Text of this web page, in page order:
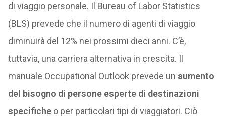
di viaggio personale. Il Bureau of Labor Statistics
(BLS) prevede che il numero di agenti di viaggio
diminuirà del 12% nei prossimi dieci anni. C’è,
tuttavia, una carriera alternativa in crescita. Il
manuale Occupational Outlook prevede un aumento
del bisogno di persone esperte di destinazioni
specificheo per particolari tipi di viaggiatori. Ciò